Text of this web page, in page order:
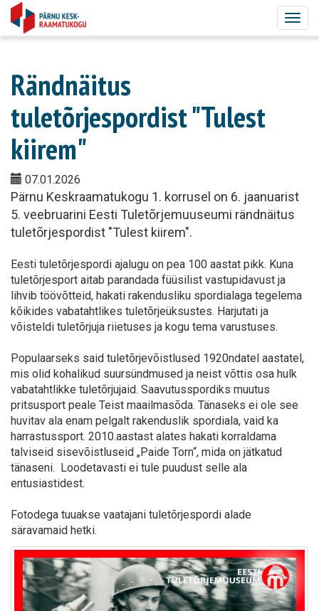
Rändnäitus
tuletõrjespordist "Tulest
kiirem"
07.01.2026
Pärnu Keskraamatukogu 1. korrusel on 6. jaanuarist
5. veebruarini Eesti Tuletõrjemuuseumi rändnäitus
tuletõrjespordist "Tulest kiirem".
Eesti tuletõrjespordi ajalugu on pea 100 aastat pikk. Kuna
tuletõrjesport aitab parandada füüsilist vastupidavust ja
lihvib töövõtteid, hakati rakendusliku spordialaga tegelema
kõikides vabatahtlikes tuletõrjeüksustes. Harjutati ja
võisteldi tuletõrjuja riietuses ja kogu tema varustuses.
Populaarseks said tuletõrjevõistlused 1920ndatel aastatel,
mis olid kohalikud suursündmused ja neist võttis osa hulk
vabatahtlikke tuletõrjujaid. Saavutusspordiks muutus
pritsusport peale Teist maailmasõda. Tänaseks ei ole see
huvitav ala enam pelgalt rakenduslik spordiala, vaid ka
harrastussport. 2010.aastast alates hakati korraldama
talviseid sisevõistluseid „Paide Torn“, mida on jätkatud
tänaseni. Loodetavasti ei tule puudust selle ala
entusiastidest.
Fotodega tuuakse vaatajani tuletõrjespordi alade
säravamaid hetki.